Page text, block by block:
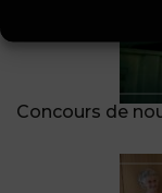
Concours de